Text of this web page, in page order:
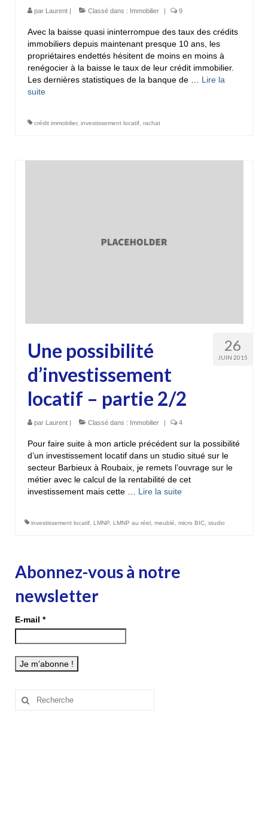
par Laurent | Classé dans : Immobilier | 9
Avec la baisse quasi ininterrompue des taux des crédits
immobiliers depuis maintenant presque 10 ans, les
propriétaires endettés hésitent de moins en moins à
renégocier à la baisse le taux de leur crédit immobilier.
Les dernières statistiques de la banque de … Lire la
suite­­
crédit immobilier, investissement locatif rachat
26
JUIN 2015
Une possibilité
d’investissement
locatif – partie 2/2
par Laurent Classé dans : Immobilier 4
Pour faire suite à mon article précédent sur la possibilité
d’un investissement locatif dans un studio situé sur le
secteur Barbieux à Roubaix, je remets l’ouvrage sur le
métier avec le calcul de la rentabilité de cet
investissement mais cette … Lire la suite­­
investissement locatif, LMNP, LMNP au réel , meublé, micro BIC, studio
Abonnez-vous à notre
newsletter
E-mail *
Rechercher